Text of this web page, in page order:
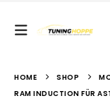
HOME SHOP
RAM INDUCTION FÜR